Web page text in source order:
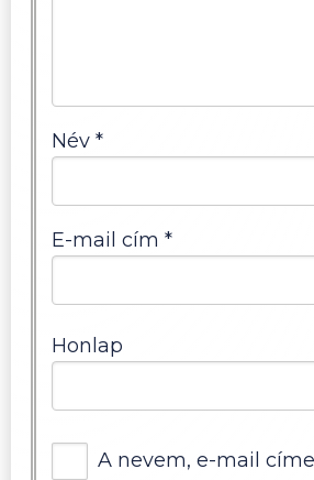
Név *
E-mail cím *
Honlap
A nevem, e-mail